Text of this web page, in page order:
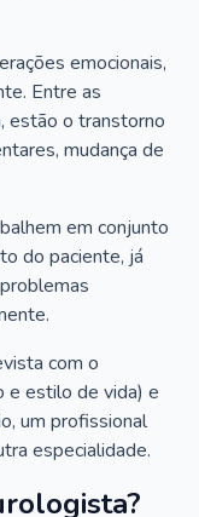
emocionais,
Entre as
estão o transtorno
mudança de
em conjunto
do paciente, já
com o
e estilo de vida) e
um profissional
especialidade.